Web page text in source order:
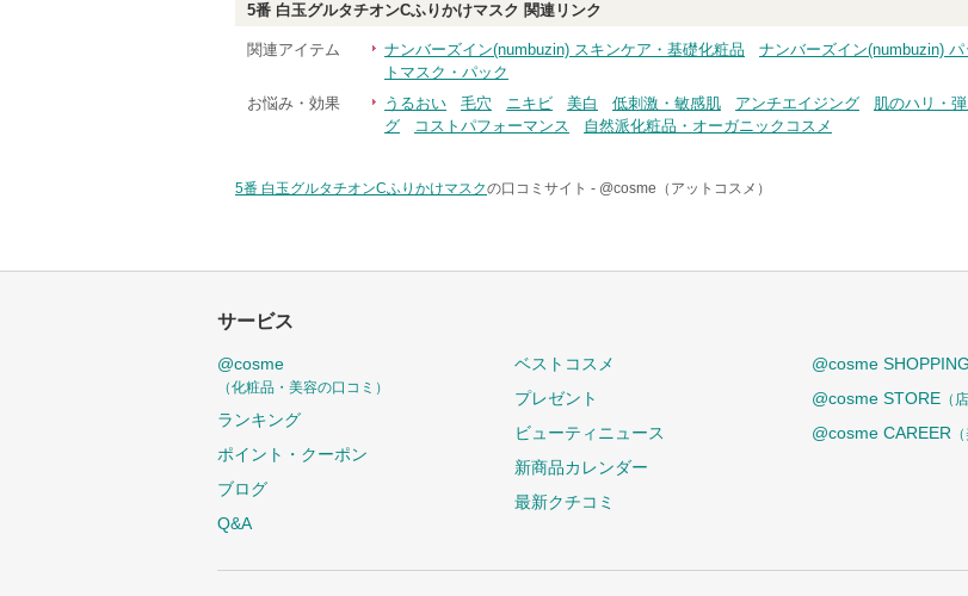
5番 白玉グルタチオンCふりかけマスク 関連リンク
関連アイテム ナンバーズイン(numbuzin) スキンケア・基礎化粧品 ナンバーズイン(numbuzin)
トマスク・パック
お悩み・効果
うるおい 毛穴 ニキビ 美白 低刺激・敏感肌 アンチエイジング 肌のハリ・弾
グ
コストパフォーマンス 自然派化粧品・オーガニックコスメ
5番 白玉グルタチオンCふりかけマスクの口コミサイト - @cosme（アットコスメ）
サービス
@cosme
（化粧品・美容の口コミ）
ランキング
ポイント・クーポン
ブログ
Q&A
ベストコスメ
プレゼント
ビューティニュース
新商品カレンダー
最新クチコミ
@cosme SHOPPING
@cosme STORE （
@cosme CAREER